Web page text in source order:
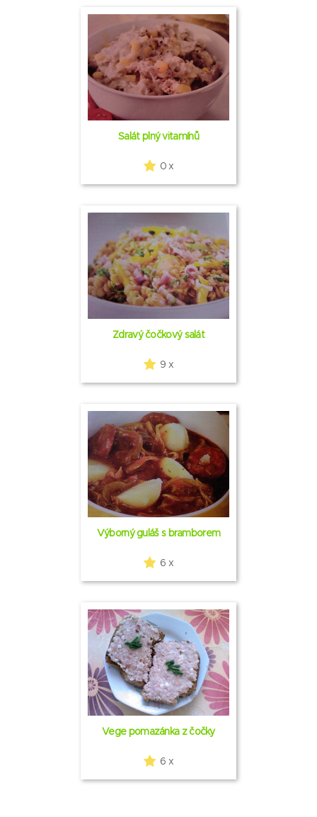
Salát plný vitamínů
0 x
Zdravý čočkový salát
9 x
Výborný guláš s bramborem
6 x
Vege pomazánka z čočky
6 x